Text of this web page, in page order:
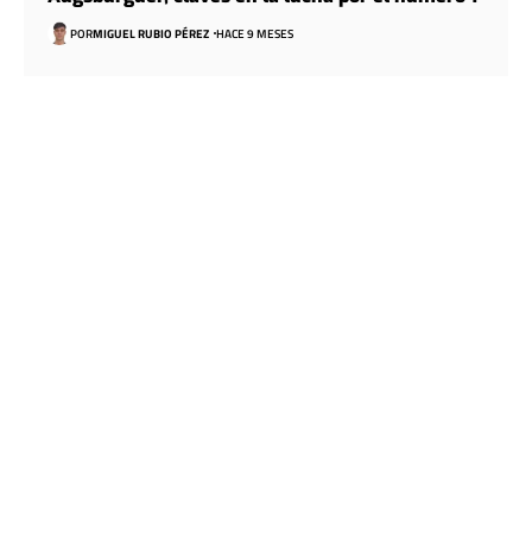
PORMIGUEL RUBIO PÉREZ HACE 9 MESES